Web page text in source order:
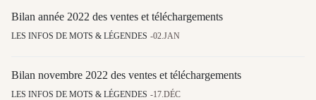
Bilan année 2022 des ventes et téléchargements
LES INFOS DE MOTS & LÉGENDES 02.JAN
Bilan novembre 2022 des ventes et téléchargements
LES INFOS DE MOTS & LÉGENDES 17.DÉC